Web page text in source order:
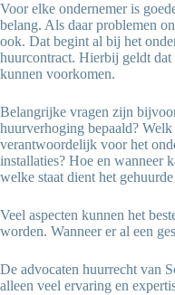
Voor elke ondernemer is
belang. Als daar problemen
ook. Dat begint al bij het
huurcontract. Hierbij geldt
kunnen voorkomen.
Belangrijke vragen zijn
huurverhoging bepaald?
verantwoordelijk voor het
installaties? Hoe en wanneer
welke staat dient het
Veel aspecten kunnen het
worden. Wanneer er al een
De advocaten huurrecht van
alleen veel ervaring en